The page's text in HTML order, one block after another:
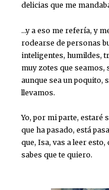
delicias que me
…y a eso me refería, y
rodearse de personas
inteligentes, humildes,
muy zotes que seamos,
aunque sea un poquito,
llevamos.
Yo, por mi parte, estaré
que ha pasado, está
que, Isa, vas a leer esto,
sabes que te quiero.